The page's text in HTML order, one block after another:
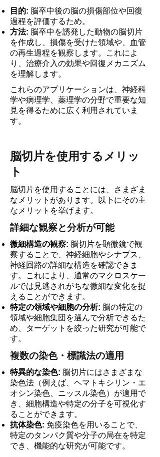
目的: 脳卒中後の脳の損傷部位や回復
過程を評価するため。
方法: 脳卒中を誘発した動物の脳切片
を作成し、損傷を受けた領域や、血管
の再生過程を観察します。これによ
り、治療介入の効果や回復メカニズム
を理解します。
これらのアプリケーションは、神経科
学や病理学、薬理学の分野で重要な知
見を得るために広く利用されていま
す。
脳切片を使用するメリッ
ト
脳切片を使用することには、さまざま
なメリットがあります。以下にその主
なメリットを挙げます。
詳細な観察と分析が可能
微細構造の観察: 脳切片を顕微鏡で観
察することで、神経細胞やシナプス、
神経回路の詳細な構造を確認できま
す。これにより、通常のマクロスケー
ルでは見逃されがちな微細な変化を捉
えることができます。
特定の領域や細胞の分析: 脳の特定の
領域や細胞集団を選んで分析できるた
め、ターゲットを絞った研究が可能で
す。
複数の染色・標識法の適用
特異的な染色: 脳切片にはさまざまな
染色法（例えば、ヘマトキシリン・エ
オシン染色、ニッスル染色）が適用で
き、細胞構造や特定の分子を可視化す
ることができます。
抗体染色: 免疫染色を用いることで、
特定のタンパク質や分子の局在を特定
でき、機能的な研究が可能です。